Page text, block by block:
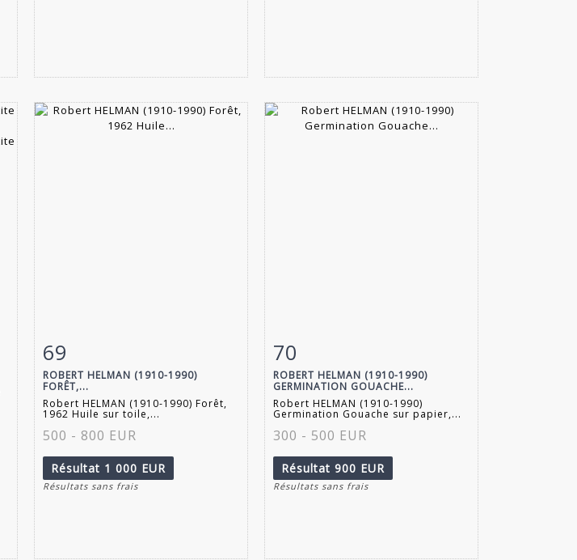
Fiche détaillée
69
ROBERT HELMAN (1910-1990)
FORÊT,...
Robert HELMAN (1910-1990) Forêt,
1962 Huile sur toile,...
500 - 800 EUR
Résultat 1 000 EUR
Résultats sans frais
Fiche détaillée
70
ROBERT HELMAN (1910-1990)
GERMINATION GOUACHE...
Robert HELMAN (1910-1990)
Germination Gouache sur papier,...
300 - 500 EUR
Résultat 900 EUR
Résultats sans frais